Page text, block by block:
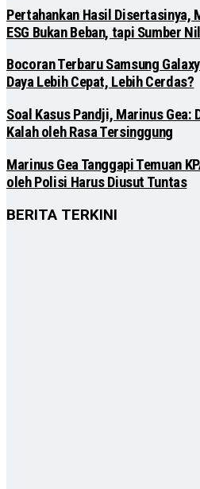
Pertahankan Hasil Disertasinya,
ESG Bukan Beban, tapi Sumber
Bocoran Terbaru Samsung
Daya Lebih Cepat, Lebih Cerdas?
Soal Kasus Pandji, Marinus Gea:
Kalah oleh Rasa Tersinggung
Marinus Gea Tanggapi Temuan
oleh Polisi Harus Diusut Tuntas
BERITA TERKINI